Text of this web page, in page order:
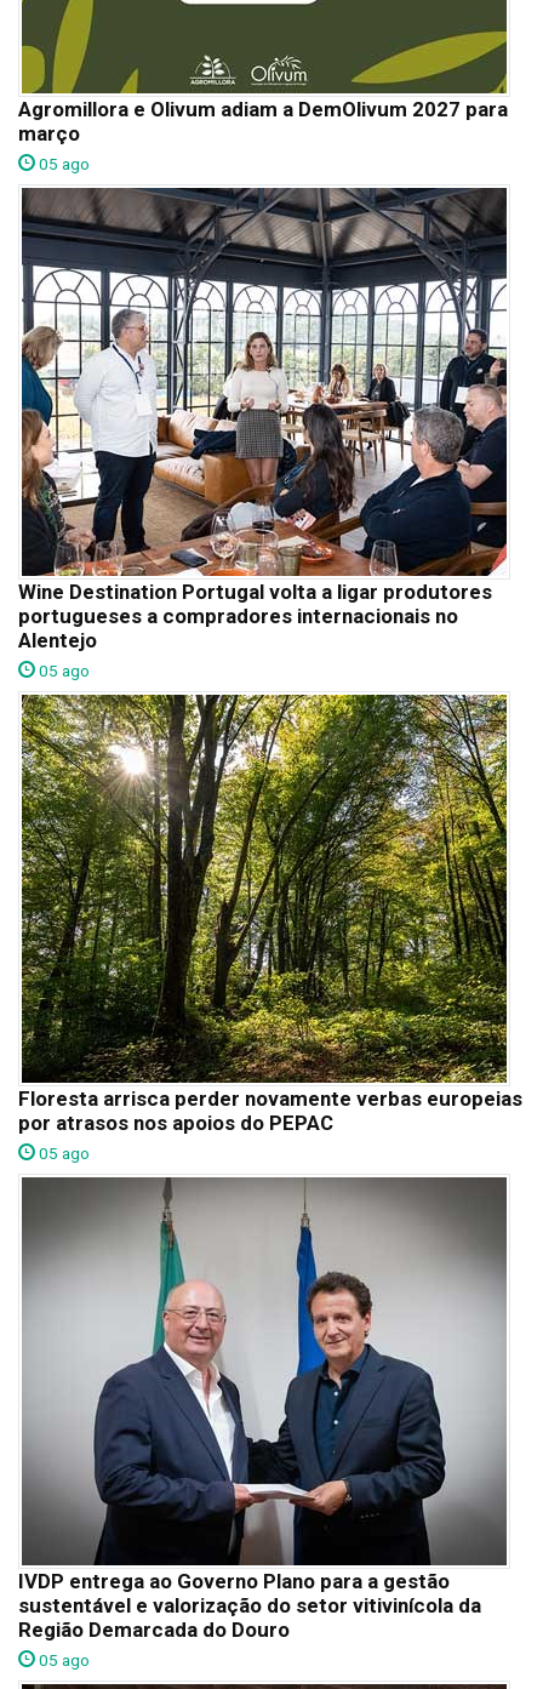
Agromillora e Olivum adiam a DemOlivum 2027 para
março
05 ago
Wine Destination Portugal volta a ligar produtores
portugueses a compradores internacionais no
Alentejo
05 ago
Floresta arrisca perder novamente verbas europeias
por atrasos nos apoios do PEPAC
05 ago
IVDP entrega ao Governo Plano para a gestão
sustentável e valorização do setor vitivinícola da
Região Demarcada do Douro
05 ago